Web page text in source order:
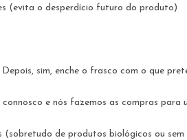
(evita o desperdício futuro do produto)
sim, enche o frasco com o que
e nós fazemos as compras para
de produtos biológicos ou